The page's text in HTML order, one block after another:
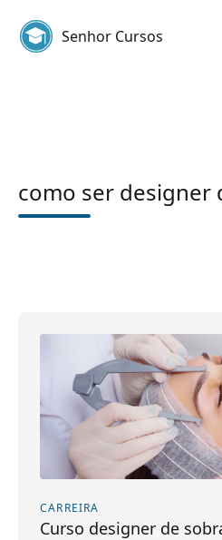
Senhor Cursos
como ser designer
CARREIRA
Curso designer de